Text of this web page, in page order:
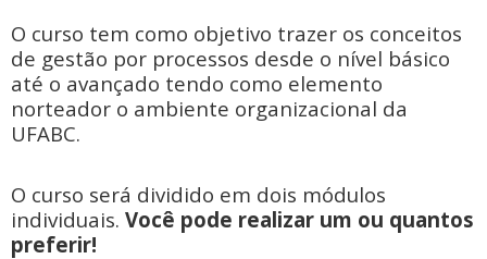
O curso tem como objetivo trazer os conceitos
de gestão por processos desde o nível básico
até o avançado tendo como elemento
norteador o ambiente organizacional da
UFABC.
O curso será dividido em dois módulos
individuais. Você pode realizar um ou quantos
preferir!